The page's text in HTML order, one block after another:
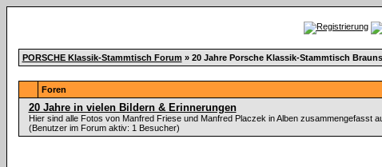
PORSCHE Klassik-Stammtisch Forum » 20 Jahre Porsche Klassik-Stammtisch
Foren
20 Jahre in vielen Bildern & Erinnerungen
Hier sind alle Fotos von Manfred Friese und Manfred Placzek in Alben zusammengefasst
(Benutzer im Forum aktiv: 1 Besucher)